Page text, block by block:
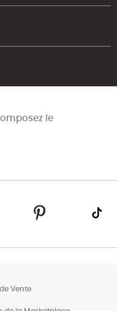
le
Vente